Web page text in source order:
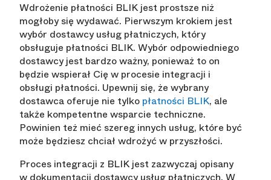
Wdrożenie płatności BLIK jest prostsze niż
mogłoby się wydawać. Pierwszym krokiem jest
wybór dostawcy usług płatniczych, który
obsługuje płatności BLIK. Wybór odpowiedniego
dostawcy jest bardzo ważny, ponieważ to on
będzie wspierał Cię w procesie integracji i
obsługi płatności. Upewnij się, że wybrany
dostawca oferuje nie tylko płatności BLIK, ale
także kompetentne wsparcie techniczne.
Powinien też mieć szereg innych usług, które być
może będziesz chciał wdrożyć w przyszłości.
Proces integracji z BLIK jest zazwyczaj opisany